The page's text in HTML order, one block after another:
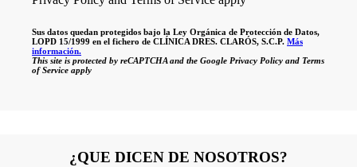
Sus datos quedan protegidos bajo la Ley Orgánica de Protección de Datos,
LOPD 15/1999 en el fichero de CLÍNICA DRES. CLARÓS, S.C.P. Más
información.
This site is protected by reCAPTCHA and the Google Privacy Policy and Terms
of Service apply
¿QUE DICEN DE NOSOTROS?